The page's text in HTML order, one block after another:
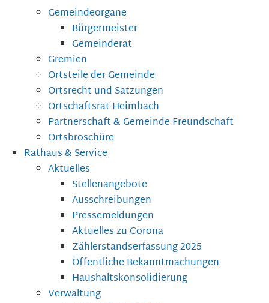
Gemeindeorgane
Bürgermeister
Gemeinderat
Gremien
Ortsteile der Gemeinde
Ortsrecht und Satzungen
Ortschaftsrat Heimbach
Partnerschaft & Gemeinde-Freundschaft
Ortsbroschüre
Rathaus & Service
Aktuelles
Stellenangebote
Ausschreibungen
Pressemeldungen
Aktuelles zu Corona
Zählerstandserfassung 2025
Öffentliche Bekanntmachungen
Haushaltskonsolidierung
Verwaltung